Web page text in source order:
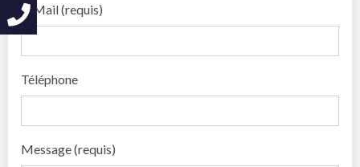
E-Mail (requis)
Téléphone
Message (requis)